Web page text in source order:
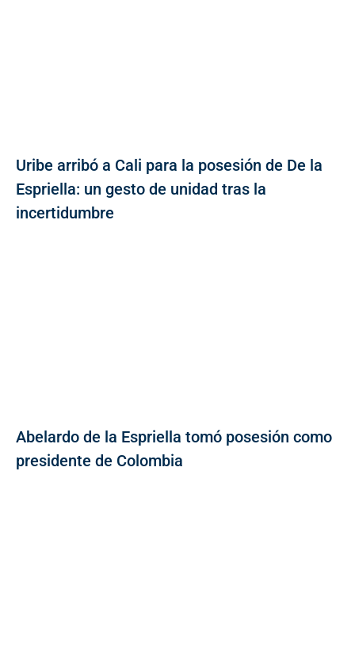
Uribe arribó a Cali para la posesión de De la
Espriella: un gesto de unidad tras la
incertidumbre
Abelardo de la Espriella tomó posesión como
presidente de Colombia